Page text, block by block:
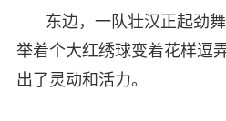
东边，一队壮汉正起劲
举着个大红绣球变着花样逗
出了灵动和活力。